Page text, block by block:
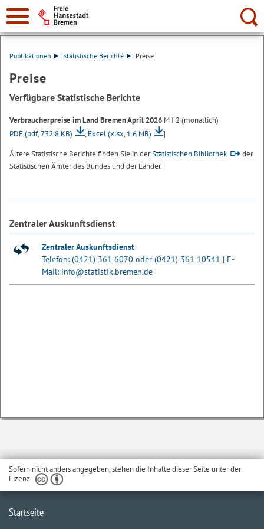
Suche:
Publikationen Statistische Berichte Preise
Preise
Verfügbare Statistische Berichte
Verbraucherpreise im Land Bremen April 2026 M I 2 (monatlich)
PDF (pdf, 732.8 KB) , Excel(xlsx, 1.6 MB)
]
Ältere Statistische Berichte finden Sie in derStatistischen Bibliothek
der
Statistischen Ämter des Bundes und der Länder.
Zentraler Auskunftsdienst
Zentraler Auskunftsdienst
Telefon: (0421) 361 6070 oder (0421) 361 10541 | E-
Mail: info@statistik.bremen.de
Sofern nicht anders angegeben, stehen die Inhalte dieser Seite unter der
Lizenz
Startseite